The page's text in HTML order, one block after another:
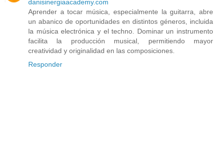
danisinergiaacademy.com
Aprender a tocar música, especialmente la guitarra, abre
un abanico de oportunidades en distintos géneros, incluida
la música electrónica y el techno. Dominar un instrumento
facilita la producción musical, permitiendo mayor
creatividad y originalidad en las composiciones.
Responder